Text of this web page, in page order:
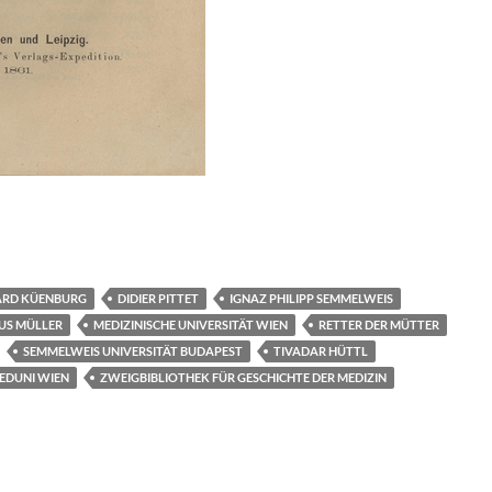
KÜENBURG DIDIER PITTET
IGNAZ PHILIPP SEMMELWEIS
MÜLLER MEDIZINISCHE UNIVERSITÄT WIEN
RETTER DER MÜTTER
SEMMELWEIS UNIVERSITÄT BUDAPEST
TIVADAR HÜTTL
WIEN
ZWEIGBIBLIOTHEK FÜR GESCHICHTE DER MEDIZIN